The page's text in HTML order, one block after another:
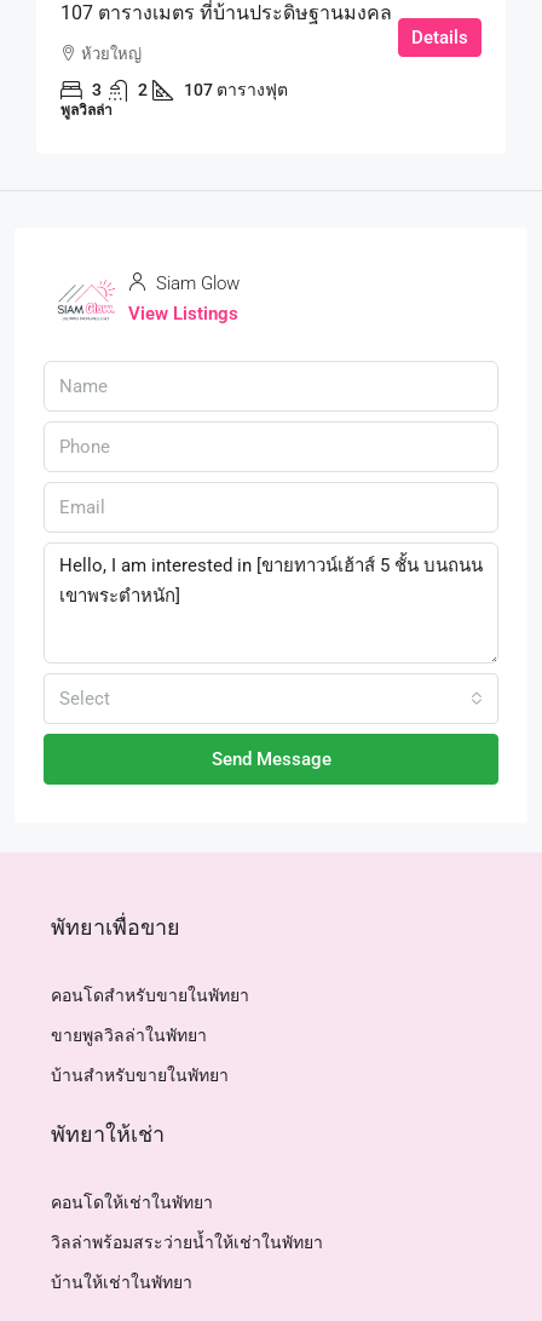
107 ตารางเมตร ที่บ้านประดิษฐานมงคล
ห้วยใหญ่
3 2 107 ตารางฟุต
พูลวิลล่า
Details
Siam Glow
View Listings
Select
Send Message
พัทยาเพื่อขาย
คอนโดสำหรับขายในพัทยา
ขายพูลวิลล่าในพัทยา
บ้านสำหรับขายในพัทยา
พัทยาให้เช่า
คอนโดให้เช่าในพัทยา
วิลล่าพร้อมสระว่ายน้ำให้เช่าในพัทยา
บ้านให้เช่าในพัทยา